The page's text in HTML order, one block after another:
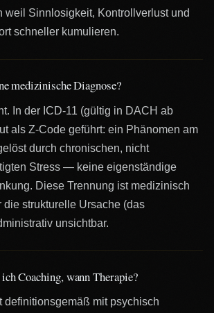
weil Sinnlosigkeit, Kontrollverlust und
schneller kumulieren.
medizinische Diagnose?
In der ICD-11 (gültig in DACH ab
als Z-Code geführt: ein Phänomen am
durch chronischen, nicht
Stress — keine eigenständige
Diese Trennung ist medizinisch
die strukturelle Ursache (das
unsichtbar.
Coaching, wann Therapie?
definitionsgemäß mit psychisch